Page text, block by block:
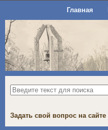
Главная
Задать свой вопрос на сайте